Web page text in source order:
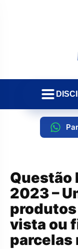
Questão
2023 –
produtos
vista ou
parcelas